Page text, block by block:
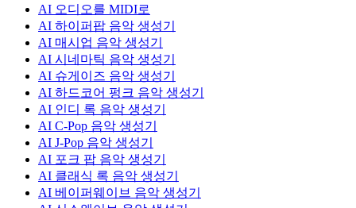
AI 오디오를 MIDI로
AI 하이퍼팝 음악 생성기
AI 매시업 음악 생성기
AI 시네마틱 음악 생성기
AI 슈게이즈 음악 생성기
AI 하드코어 펑크 음악 생성기
AI 인디 록 음악 생성기
AI C-Pop 음악 생성기
AI J-Pop 음악 생성기
AI 포크 팝 음악 생성기
AI 클래식 록 음악 생성기
AI 베이퍼웨이브 음악 생성기